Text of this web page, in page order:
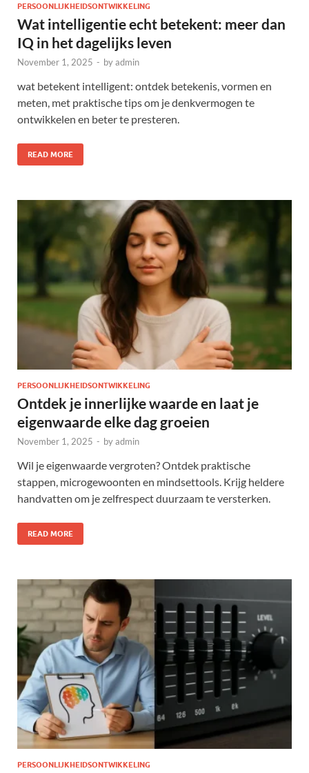
PERSOONLIJKHEIDSONTWIKKELING
Wat intelligentie echt betekent: meer dan
IQ in het dagelijks leven
November 1, 2025 - byadmin
wat betekent intelligent: ontdek betekenis, vormen en
meten, met praktische tips om je denkvermogen te
ontwikkelen en beter te presteren.
READ MORE
PERSOONLIJKHEIDSONTWIKKELING
Ontdek je innerlijke waarde en laat je
eigenwaarde elke dag groeien
November 1, 2025 - byadmin
Wil je eigenwaarde vergroten? Ontdek praktische
stappen, microgewoonten en mindsettools. Krijg heldere
handvatten om je zelfrespect duurzaam te versterken.
READ MORE
PERSOONLIJKHEIDSONTWIKKELING